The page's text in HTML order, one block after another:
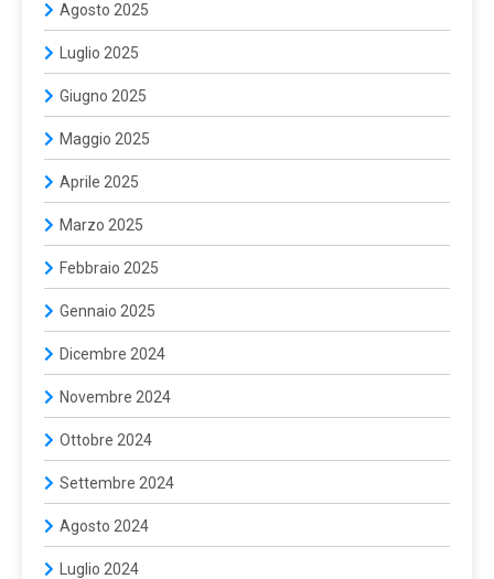
Agosto 2025
Luglio 2025
Giugno 2025
Maggio 2025
Aprile 2025
Marzo 2025
Febbraio 2025
Gennaio 2025
Dicembre 2024
Novembre 2024
Ottobre 2024
Settembre 2024
Agosto 2024
Luglio 2024